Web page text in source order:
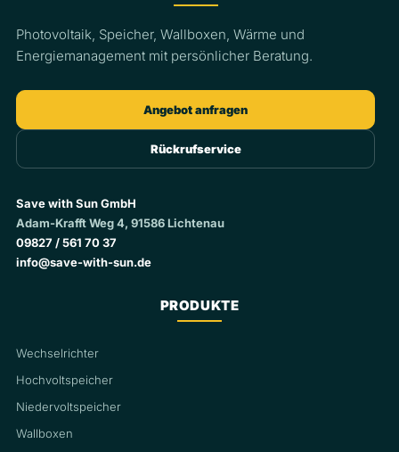
Photovoltaik, Speicher, Wallboxen, Wärme und
Energiemanagement mit persönlicher Beratung.
Angebot anfragen
Rückrufservice
Save with Sun GmbH
Adam-Krafft Weg 4, 91586 Lichtenau
09827 / 561 70 37
info@save-with-sun.de
PRODUKTE
Wechselrichter
Hochvoltspeicher
Niedervoltspeicher
Wallboxen